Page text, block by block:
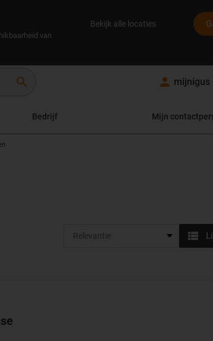
van
Bekijk alle locaties
search mijnigus
Bedrijf Mijn